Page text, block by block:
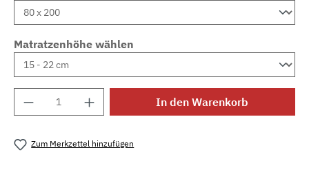
Matratzenhöhe wählen
Produkt Anzahl: Gib den gewünschten
In den Warenkorb
Zum Merkzettel hinzufügen